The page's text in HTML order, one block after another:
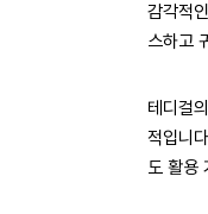
감각적
스하고
테디걸
적입니
도 활용